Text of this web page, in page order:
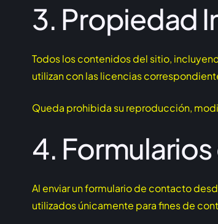
3. Propiedad
Todos los contenidos del sitio,
utilizan con las licencias
Queda prohibida su reproducción,
4.
Al enviar un formulario de contacto
utilizados únicamente para fines de